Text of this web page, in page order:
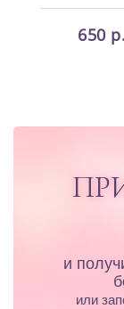
650
и
или